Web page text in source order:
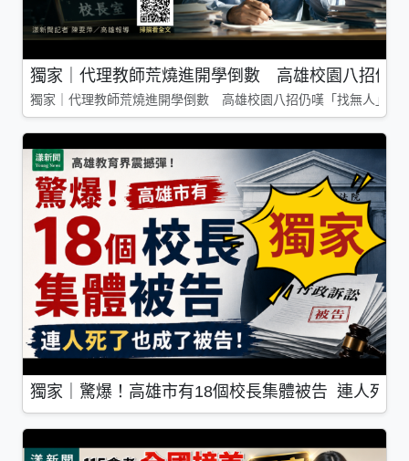
獨家｜代理教師荒燒進開學倒數 高雄校園八招仍
獨家｜代理教師荒燒進開學倒數 高雄校園八招仍嘆「找無人」
獨家｜驚爆！高雄市有18個校長集體被告 連人死了